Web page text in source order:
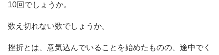
10回でしょうか。
数え切れない数でしょうか。
挫折とは、意気込んでいることを始めたものの、途中でく